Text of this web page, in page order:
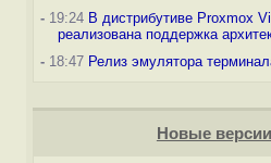
-19:24 В дистрибутиве Proxmox
реализована поддержка
-18:47 Релиз эмулятора
Новые версии